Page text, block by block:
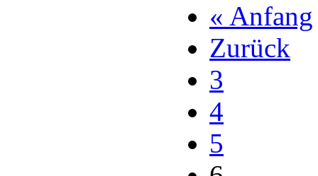
« Anfang
Zurück
3
4
5